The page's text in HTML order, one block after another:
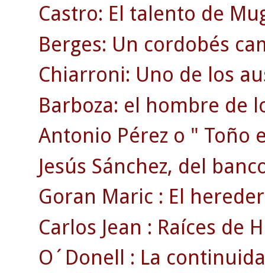
Castro: El talento de
Berges: Un cordobés
Chiarroni: Uno de los
Barboza: el hombre de
Antonio Pérez o " Toño
Jesús Sánchez, del
Goran Maric : El
Carlos Jean : Raíces de
O´Donell : La